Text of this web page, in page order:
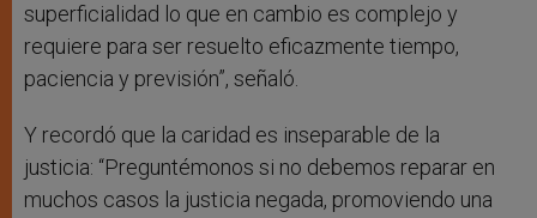
superficialidad lo que en cambio es complejo y
requiere para ser resuelto eficazmente tiempo,
paciencia y previsión”, señaló.
Y recordó que la caridad es inseparable de la
justicia: “Preguntémonos si no debemos reparar en
muchos casos la justicia negada, promoviendo una